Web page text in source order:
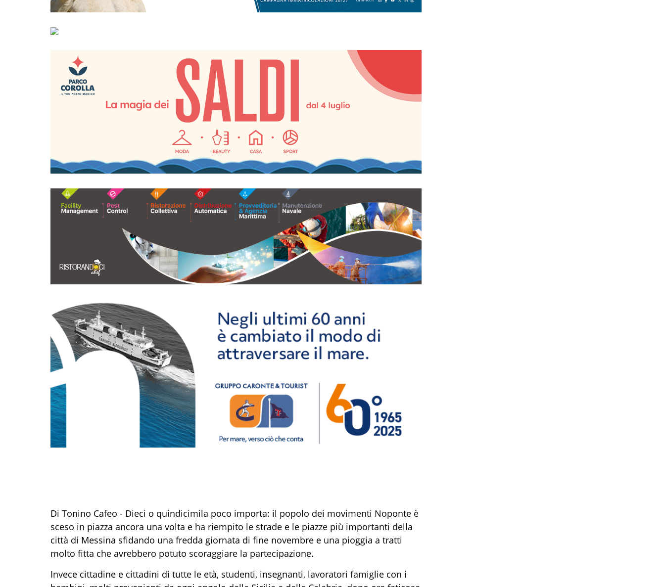
Di Tonino Cafeo - Dieci o quindicimila poco importa: il popolo dei movimenti Noponte è
sceso in piazza ancora una volta e ha riempito le strade e le piazze più importanti della
città di Messina sfidando una fredda giornata di fine novembre e una pioggia a tratti
molto fitta che avrebbero potuto scoraggiare la partecipazione.
Invece cittadine e cittadini di tutte le età, studenti, insegnanti, lavoratori famiglie con i